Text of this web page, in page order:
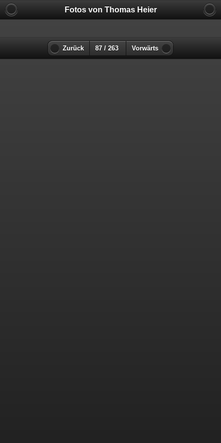
Fotos von Thomas Heier
Zurück 87 / 263 Vorwärts